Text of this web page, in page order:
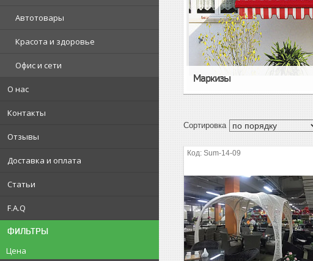
Автотовары
Красота и здоровье
Офис и сети
О нас
Контакты
Отзывы
Доставка и оплата
Статьи
F.A.Q
ФИЛЬТРЫ
Цена
Маркизы
Sum-14-09